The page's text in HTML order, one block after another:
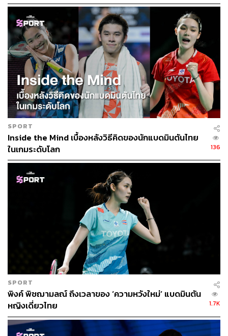
SPORT
Inside the Mind เบื้องหลังวิธีคิดของนักแบดมินตันไทย
ในเกมระดับโลก
136
SPORT
พิงค์ พิชฌามลณ์ ถึงเวลาของ ‘ความหวังใหม่’ แบดมินตัน
หญิงเดี่ยวไทย
1.7K